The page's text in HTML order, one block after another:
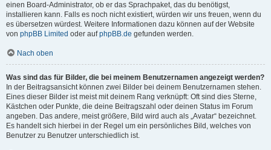
einen Board-Administrator, ob er das Sprachpaket, das du benötigst,
installieren kann. Falls es noch nicht existiert, würden wir uns freuen, wenn du
es übersetzen würdest. Weitere Informationen dazu können auf der Website
von phpBB Limited oder aufphpBB.de gefunden werden.
Nach oben
Was sind das für Bilder, die bei meinem Benutzernamen angezeigt werden?
In der Beitragsansicht können zwei Bilder bei deinem Benutzernamen stehen.
Eines dieser Bilder ist meist mit deinem Rang verknüpft: Oft sind dies Sterne,
Kästchen oder Punkte, die deine Beitragszahl oder deinen Status im Forum
angeben. Das andere, meist größere, Bild wird auch als „Avatar“ bezeichnet.
Es handelt sich hierbei in der Regel um ein persönliches Bild, welches von
Benutzer zu Benutzer unterschiedlich ist.